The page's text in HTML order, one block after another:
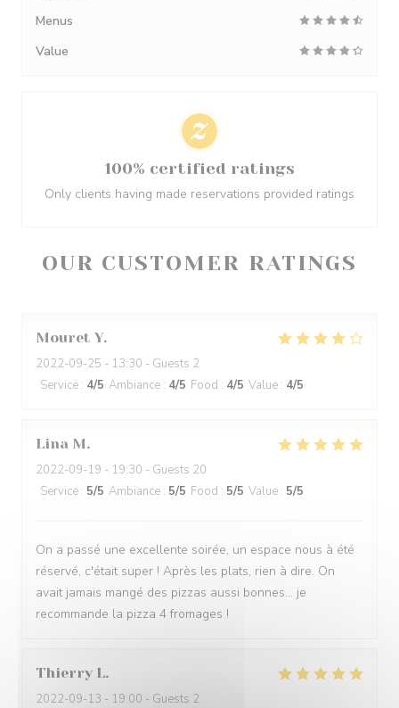
OUR CUSTOMER RATINGS
Mouret Y
2022-09-25 - 13:30 - Guests 2
Service : 4/5 Ambiance : 4/5 Food : 4/5 Value : 4/5
Lina M
2022-09-19 - 19:30 - Guests 20
Service : 5/5 Ambiance : 5/5 Food : 5/5 Value : 5/5
On a passé une excellente soirée, un espace nous à été
réservé, c'était super ! Après les plats, rien à dire. On
avait jamais mangé des pizzas aussi bonnes... je
recommande la pizza 4 fromages !
Thierry L
2022-09-13 - 19:00 - Guests 2
Menus
Value
100% certified ratings
Only clients having made reservations provided ratings